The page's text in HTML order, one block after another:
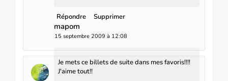
Répondre Supprimer
mapom
15 septembre 2009 à 12:08
Je mets ce billets de suite dans mes favoris!!!!
J'aime tout!!